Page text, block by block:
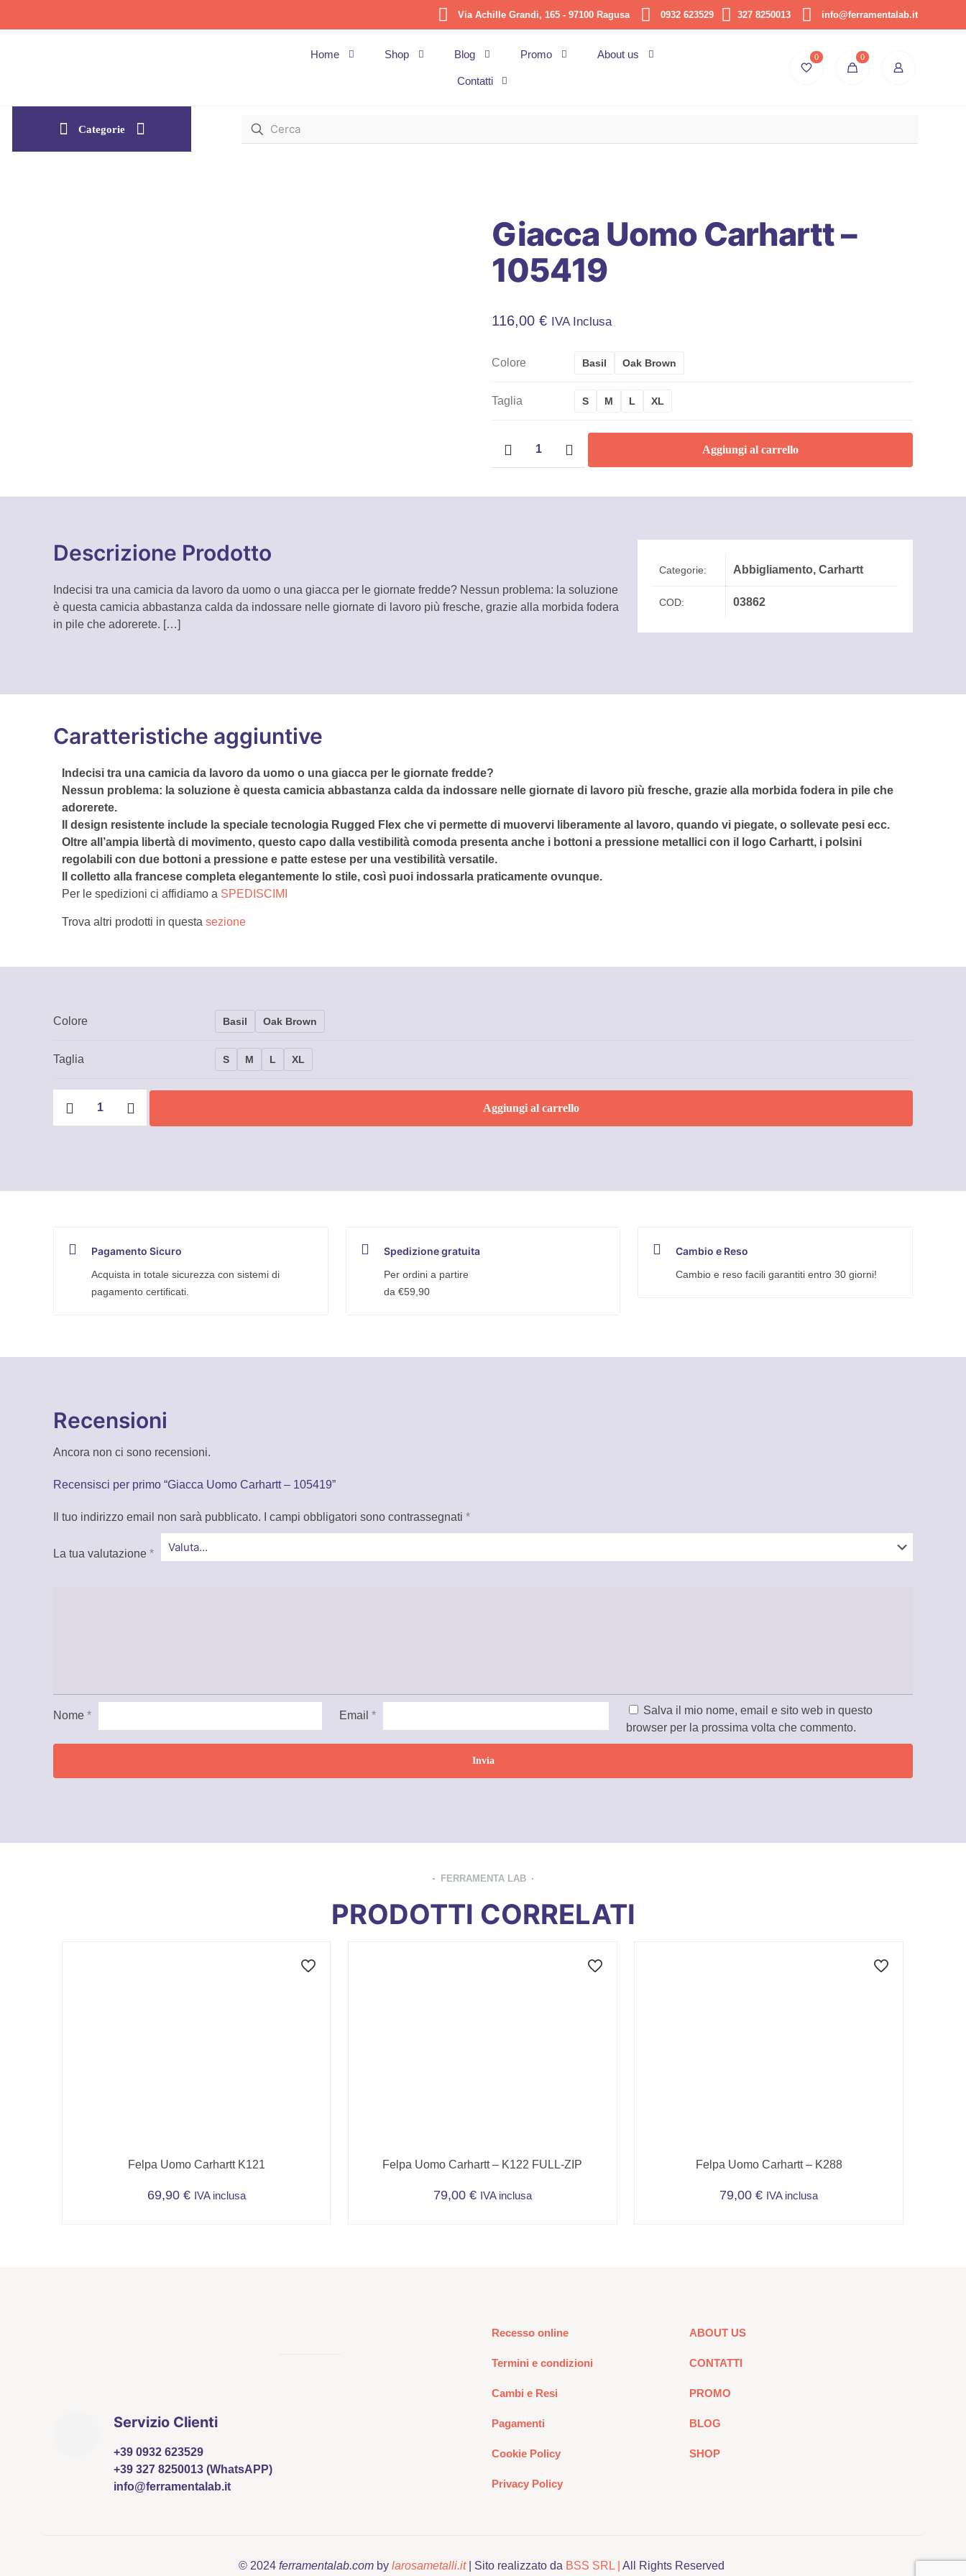
Via Achille Grandi, 165 - 97100 Ragusa 0932 623529 327 8250013 info@ferramentalab.it
Home Shop Blog Promo About us
Contatti
0 0
Categorie
Giacca Uomo Carhartt –
105419
116,00 € IVA Inclusa
Colore Basil Oak Brown
Taglia S M L XL
Uomo
Aggiungi al carrello
Descrizione Prodotto
Indecisi tra una camicia da lavoro da uomo o una giacca per le giornate fredde? Nessun problema: la soluzione
è questa camicia abbastanza calda da indossare nelle giornate di lavoro più fresche, grazie alla morbida fodera
in pile che adorerete. […]
Categorie: Abbigliamento,Carhartt
COD: 03862
Caratteristiche aggiuntive
Indecisi tra una camicia da lavoro da uomo o una giacca per le giornate fredde?
Nessun problema: la soluzione è questa camicia abbastanza calda da indossare nelle giornate di lavoro più fresche, grazie alla morbida fodera in pile che
adorerete.
Il design resistente include la speciale tecnologia Rugged Flex che vi permette di muovervi liberamente al lavoro, quando vi piegate, o sollevate pesi ecc.
Oltre all’ampia libertà di movimento, questo capo dalla vestibilità comoda presenta anche i bottoni a pressione metallici con il logo Carhartt, i polsini
regolabili con due bottoni a pressione e patte estese per una vestibilità versatile.
Il colletto alla francese completa elegantemente lo stile, così puoi indossarla praticamente ovunque.
Per le spedizioni ci affidiamo a SPEDISCIMI
Trova altri prodotti in questa sezione
Colore Basil Oak Brown
Taglia S M L XL
Uomo
Aggiungi al carrello
Pagamento Sicuro
Acquista in totale sicurezza con sistemi di
pagamento certificati.
Spedizione gratuita
Per ordini a partire
da €59,90
Cambio e Reso
Cambio e reso facili garantiti entro 30 giorni!
Recensioni
Ancora non ci sono recensioni.
Recensisci per primo “Giacca Uomo Carhartt – 105419”
Il tuo indirizzo email non sarà pubblicato. I campi obbligatori sono contrassegnati *
La tua valutazione *
Nome * Email*
Salva il mio nome, email e sito web in questo
browser per la prossima volta che commento.
FERRAMENTA LAB
PRODOTTI CORRELATI
Felpa Uomo Carhartt K121
69,90 € IVA inclusa
del
Felpa Uomo Carhartt – K122 FULL-ZIP
79,00 € IVA inclusa
possono
nella
del
Felpa Uomo Carhartt – K288
79,00€ IVA inclusa
Servizio Clienti
+39 0932 623529
+39 327 8250013 (WhatsAPP)
info@ferramentalab.it
Recesso online
Termini e condizioni
Cambi e Resi
Pagamenti
Cookie Policy
Privacy Policy
ABOUT US
CONTATTI
PROMO
BLOG
SHOP
© 2024 ferramentalab.com by larosametalli.it| Sito realizzato da BSS SRL | All Rights Reserved